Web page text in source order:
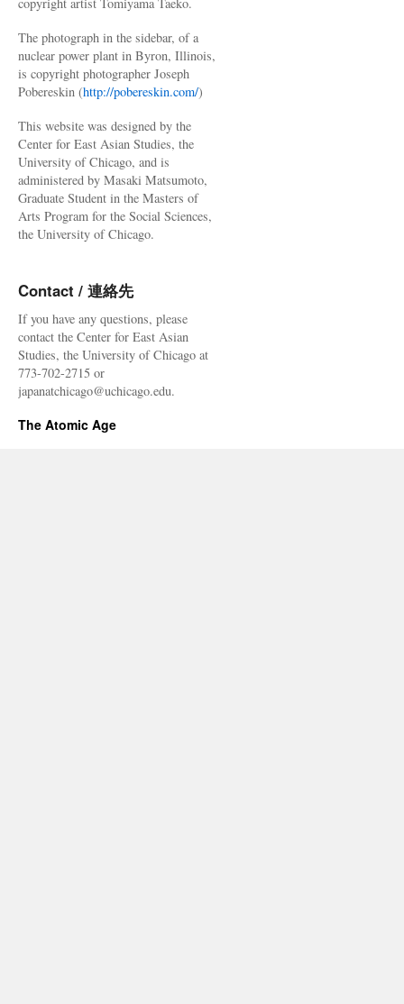
The photograph in the sidebar, of a
nuclear power plant in Byron, Illinois,
is copyright photographer Joseph
Pobereskin (http://pobereskin.com/)
This website was designed by the
Center for East Asian Studies, the
University of Chicago, and is
administered by Masaki Matsumoto,
Graduate Student in the Masters of
Arts Program for the Social Sciences,
the University of Chicago.
Contact / 連絡先
If you have any questions, please
contact the Center for East Asian
Studies, the University of Chicago at
773-702-2715 or
japanatchicago@uchicago.edu.
The Atomic Age